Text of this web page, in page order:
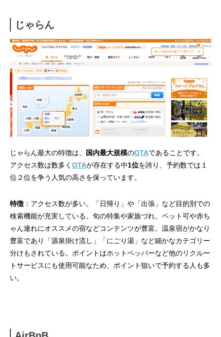
じゃらん
じゃらん最大の特徴は、 国内最大規模のOTAであることです。
アクセス数は数多く OTAが存在する中1位を誇り、予約数では１
位２位を争う人気の高さを保っています。
特徴 ：アクセス数が多い。「日帰り」や「出張」など目的別での
検索機能が充実している。旬の特集や家族づれ、ペット可や赤ち
ゃん連れにオススメの宿などコンテンツが豊富。温泉宿がかなり
豊富であり「源泉掛け流し」「にごり湯」など細かなカテゴリー
分けもされている。ポイントはホットペッパーなど他のリクルー
トサービスにも使用可能なため、ポイント狙いで予約する人も多
い。